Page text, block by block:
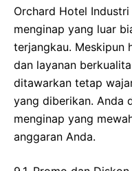
Orchard Hotel
menginap yang luar
terjangkau. Meskipun
dan layanan
ditawarkan tetap
yang diberikan. Anda
menginap yang
anggaran Anda.